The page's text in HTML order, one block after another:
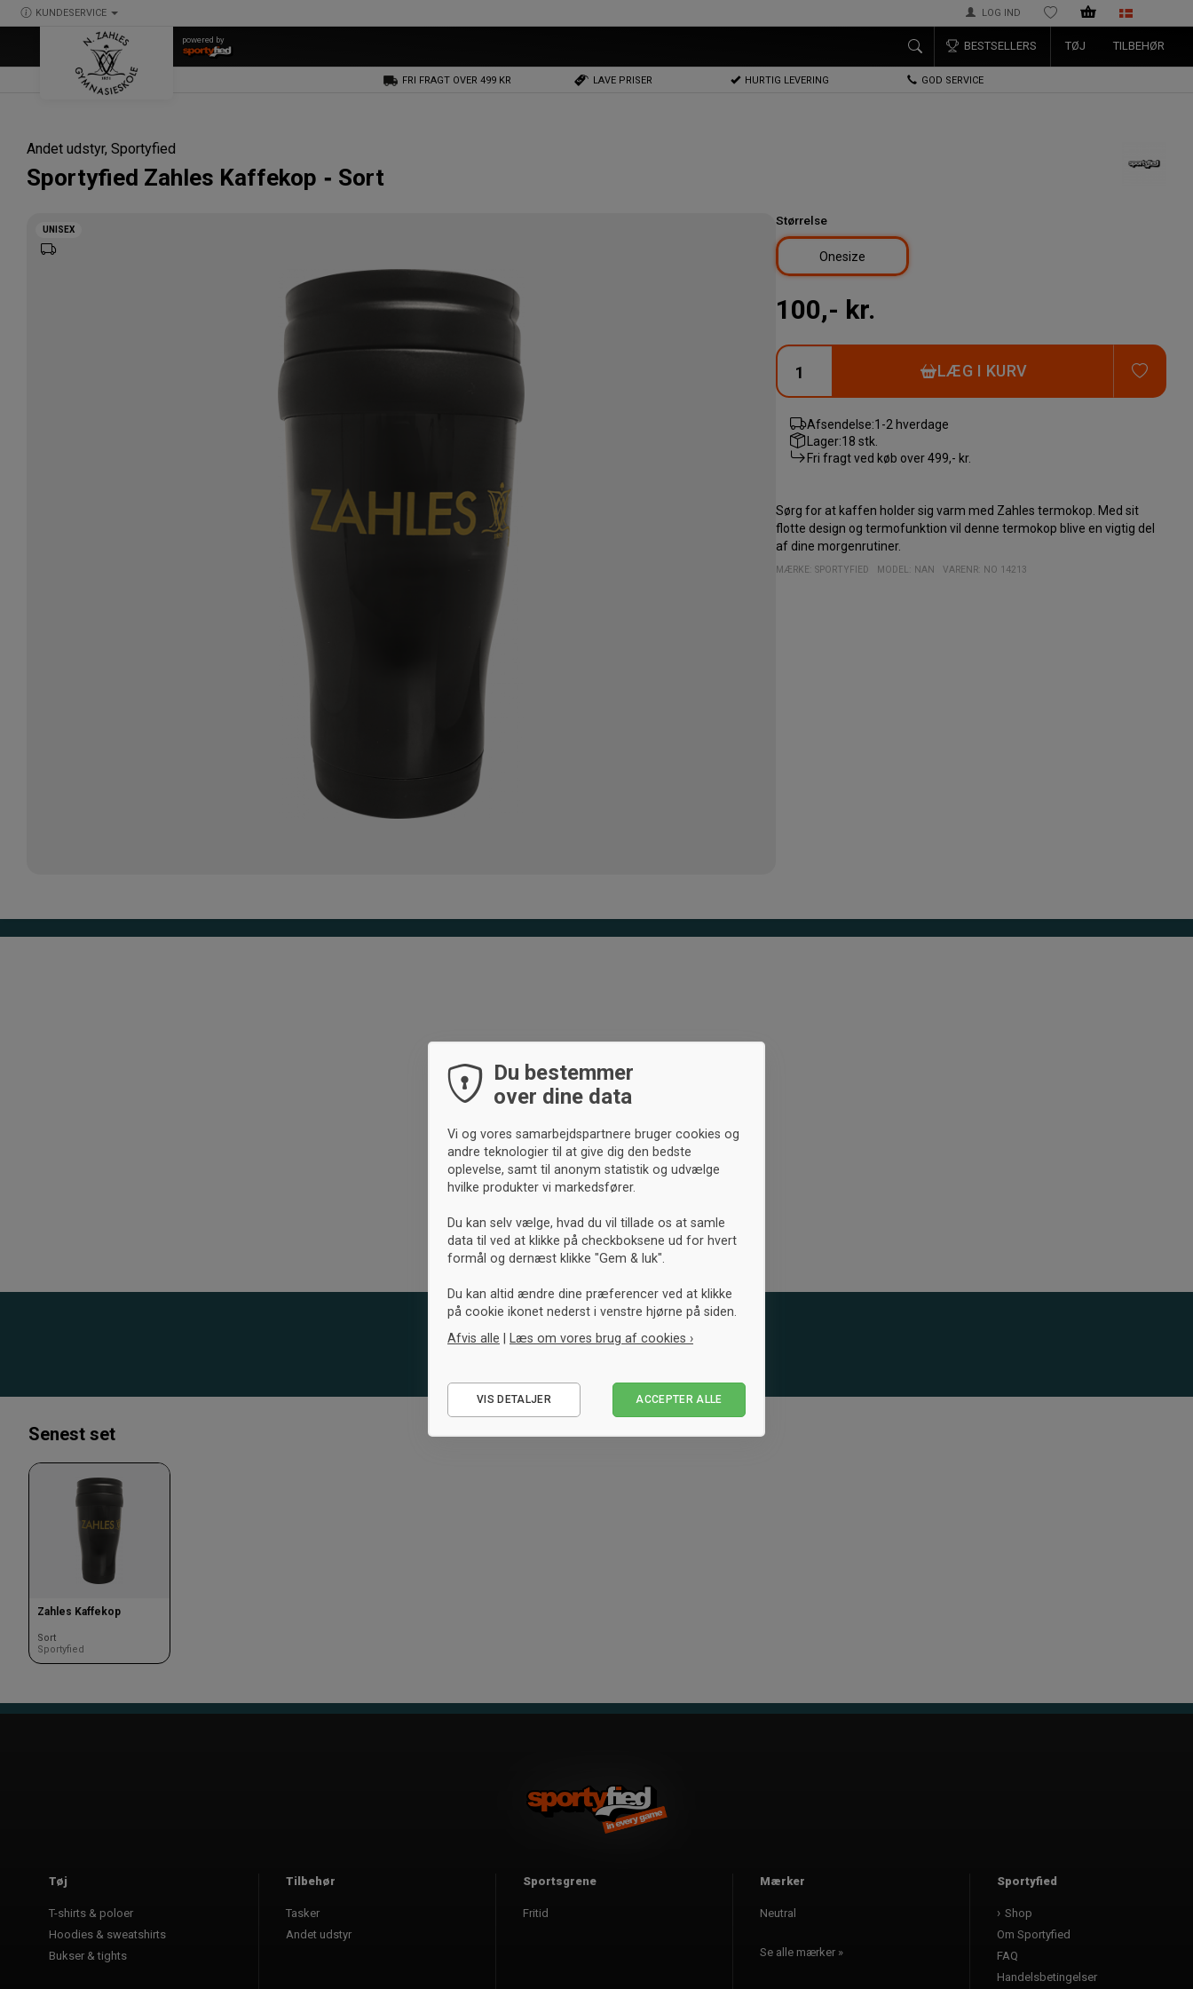
KUNDESERVICE LOG IND ØNSKELISTE
powered by BESTSELLERS TØJ TILBEHØR
FRI FRAGT OVER 499 KR LAVE PRISER HURTIG LEVERING GOD SERVICE
Andet udstyr, Sportyfied
Sportyfied Zahles Kaffekop Sort
UNISEX
Størrelse
Onesize
100,- kr.
LÆG I KURV
Afsendelse:1-2 hverdage
Lager:18 stk.
Fri fragt ved køb over499,- kr.
Sørg for at kaffen holder sig varm med Zahles termokop. Med sit
flotte design og termofunktion vil denne termokop blive en vigtig del
af dine morgenrutiner.
MÆRKE: SPORTYFIED MODEL: NAN VARENR: NO 14213
Senest set
Zahles Kaffekop
Sort
Sportyfied
Tøj
T-shirts & poloer
Hoodies & sweatshirts
Bukser & tights
Tilbehør
Tasker
Andet udstyr
Sportsgrene
Fritid
Mærker
Neutral
Se alle mærker »
Sportyfied
Shop
Om Sportyfied
FAQ
Handelsbetingelser
Du bestemmer
over dine data
Vi og vores samarbejdspartnere bruger cookies og
andre teknologier til at give dig den bedste
oplevelse, samt til anonym statistik og udvælge
hvilke produkter vi markedsfører.
Du kan selv vælge, hvad du vil tillade os at samle
data til ved at klikke på checkboksene ud for hvert
formål og dernæst klikke "Gem & luk".
Du kan altid ændre dine præferencer ved at klikke
på cookie ikonet nederst i venstre hjørne på siden.
Afvis alle
Læs om vores brug af cookies ›
Statistiske
VIS DETALJER ACCEPTER ALLE